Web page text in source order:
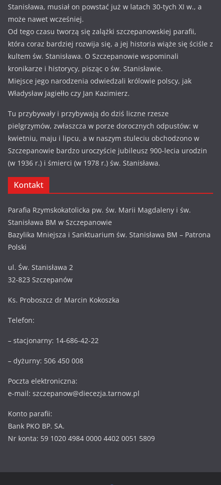
Stanisława, musiał on powstać już w latach 30-tych XI w., a
może nawet wcześniej.
Od tego czasu tworzą się zalążki szczepanowskiej parafii,
która coraz bardziej rozwija się, a jej historia wiąże się ściśle z
kultem św. Stanisława. O Szczepanowie wspominali
kronikarze i historycy, pisząc o św. Stanisławie.
Miejsce jego narodzenia odwiedzali królowie polscy, jak
Władysław Jagiełło czy Jan Kazimierz.
Tu przybywały i przybywają do dziś liczne rzesze
pielgrzymów, zwłaszcza w porze dorocznych odpustów: w
kwietniu, maju i lipcu, a w naszym stuleciu obchodzono w
Szczepanowie bardzo uroczyście jubileusz 900-lecia urodzin
(w 1936 r.) i śmierci (w 1978 r.) św. Stanisława.
Kontakt
Parafia Rzymskokatolicka pw. św. Marii Magdaleny i św.
Stanisława BM w Szczepanowie
Bazylika Mniejsza i Sanktuarium św. Stanisława BM – Patrona
Polski
ul. Św. Stanisława 2
32-823 Szczepanów
Ks. Proboszcz dr Marcin Kokoszka
Telefon:
– stacjonarny: 14-686-42-22
– dyżurny: 506 450 008
Poczta elektroniczna:
e-mail: szczepanow@diecezja.tarnow.pl
Konto parafii:
Bank PKO BP. SA.
Nr konta: 59 1020 4984 0000 4402 0051 5809